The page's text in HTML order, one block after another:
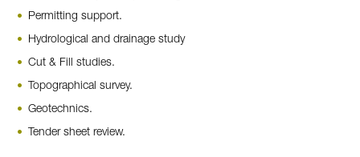
Permitting support.
Hydrological and drainage study
Cut & Fill studies.
Topographical survey.
Geotechnics.
Tender sheet review.